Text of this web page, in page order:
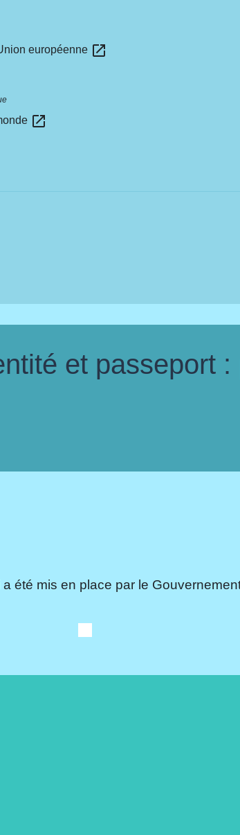
européenne open_in_new
open_in_new
et passeport
été mis en place par le